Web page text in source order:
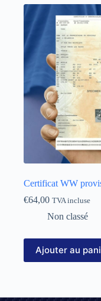
Certificat WW
€64,00 TVA incluse
Non classé
Ajouter au